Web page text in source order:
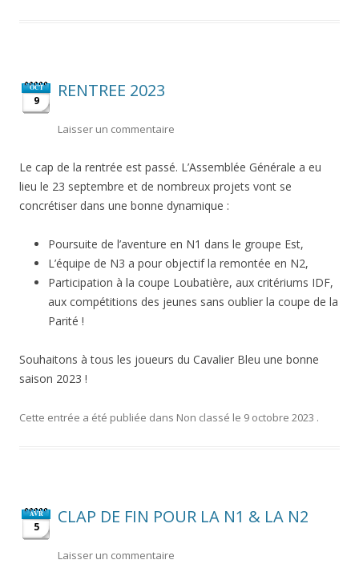
OCT
9 RENTREE 2023
Laisser un commentaire
Le cap de la rentrée est passé. L’Assemblée Générale a eu
lieu le 23 septembre et de nombreux projets vont se
concrétiser dans une bonne dynamique :
Poursuite de l’aventure en N1 dans le groupe Est,
L’équipe de N3 a pour objectif la remontée en N2,
Participation à la coupe Loubatière, aux critériums IDF,
aux compétitions des jeunes sans oublier la coupe de la
Parité !
Souhaitons à tous les joueurs du Cavalier Bleu une bonne
saison 2023 !
Cette entrée a été publiée dans Non classé le 9 octobre 2023 .
AVR
5 CLAP DE FIN POUR LA N1 & LA N2
Laisser un commentaire